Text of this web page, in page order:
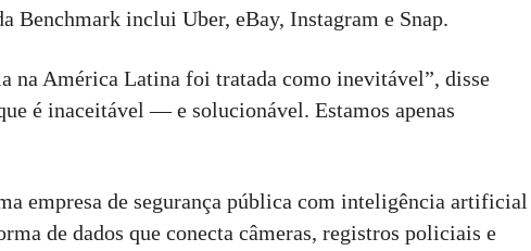
Benchmark inclui Uber, eBay, Instagram e Snap.
na América Latina foi tratada como inevitável”, disse
é inaceitável — e solucionável. Estamos apenas
empresa de segurança pública com inteligência artificial
de dados que conecta câmeras, registros policiais e